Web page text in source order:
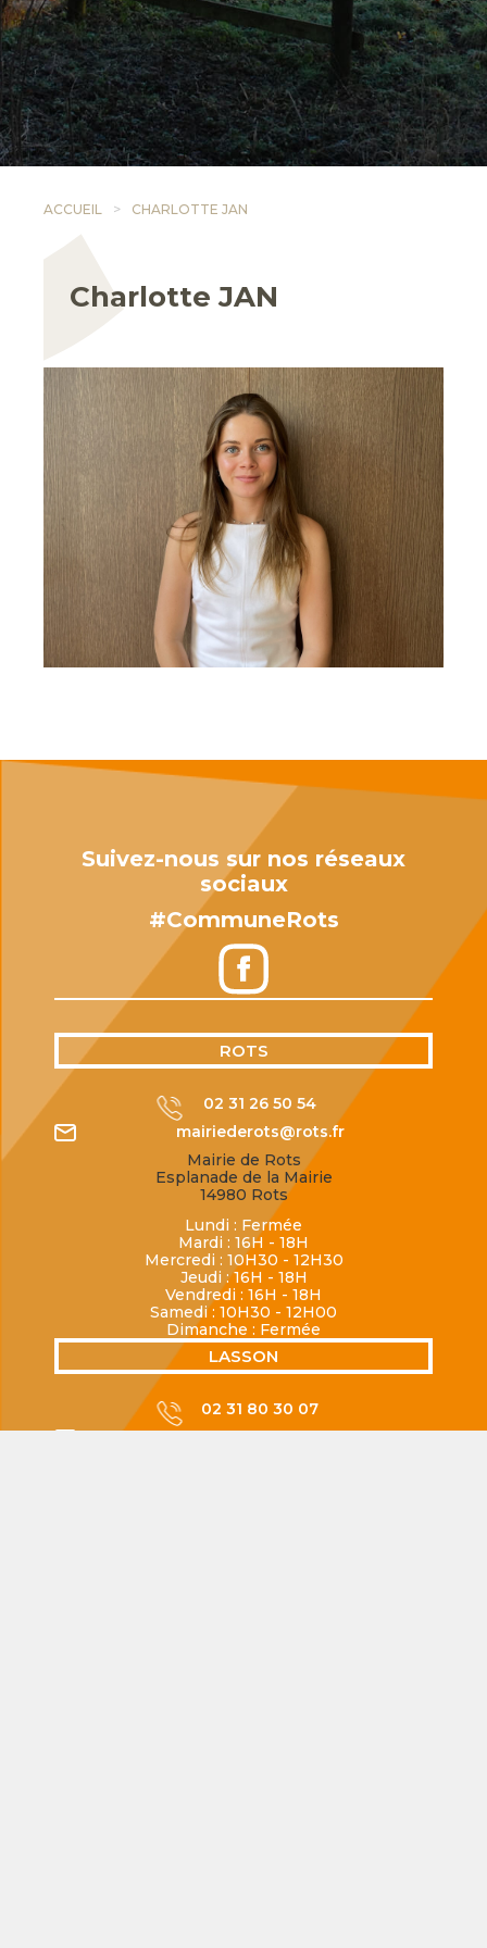
ACCUEIL CHARLOTTE JAN
Charlotte JAN
Suivez-nous sur nos réseaux
sociaux
#CommuneRots
ROTS
02 31 26 50 54
mairiederots@rots.fr
Mairie de Rots
Esplanade de la Mairie
14980 Rots
Lundi : Fermée
Mardi : 16H - 18H
Mercredi : 10H30 - 12H30
Jeudi : 16H - 18H
Vendredi : 16H - 18H
Samedi : 10H30 - 12H00
Dimanche : Fermée
LASSON
02 31 80 30 07
mairiedelasson@rots.fr